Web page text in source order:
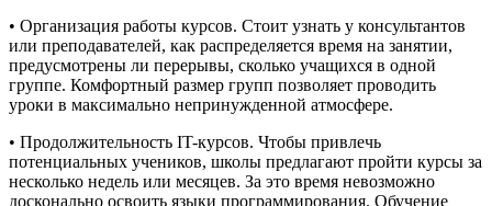
• Организация работы курсов. Стоит узнать у консультантов
или преподавателей, как распределяется время на занятии,
предусмотрены ли перерывы, сколько учащихся в одной
группе. Комфортный размер групп позволяет проводить
уроки в максимально непринужденной атмосфере.
• Продолжительность IT-курсов. Чтобы привлечь
потенциальных учеников, школы предлагают пройти курсы за
несколько недель или месяцев. За это время невозможно
досконально освоить языки программирования. Обучение